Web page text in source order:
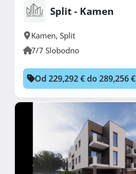
Split - Kamen
Kamen, Split
7/7 Slobodno
Od 229,292 € do 289,256 €